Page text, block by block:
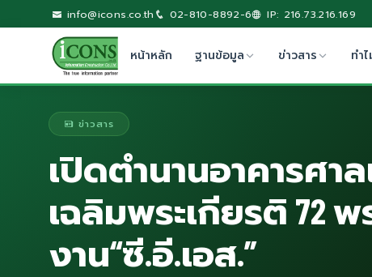
info@icons.co.th 02-810-8892-6 IP: 216.73.216.169
หน้าหลัก ฐานข้อมูล ข่าวสาร ทำ
ข่าวสาร
เปิดตำนานอาคารศา
เฉลิมพระเกียรติ 72
งาน“ซี.อี.เอส.”